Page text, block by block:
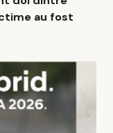
au fost